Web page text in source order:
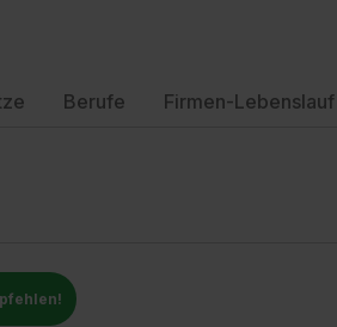
Berufe Firmen-Lebenslauf